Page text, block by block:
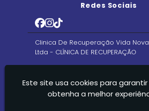
Redes Sociais
Clinica De Recuperação Vida
Ltda - CLÍNICA DE RECUPERAÇÃO
Este site usa cookies para
obtenha a melhor